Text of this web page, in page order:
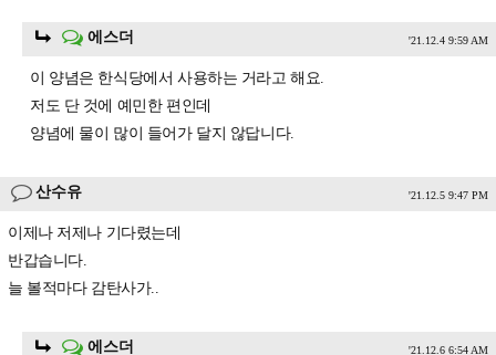
에스더 '21.12.4 9:59 AM
이 양념은 한식당에서 사용하는 거라고 해요.
저도 단 것에 예민한 편인데
양념에 물이 많이 들어가 달지 않답니다.
산수유 '21.12.5 9:47 PM
이제나 저제나 기다렸는데
반갑습니다.
늘 볼적마다 감탄사가..
에스더 '21.12.6 6:54 AM